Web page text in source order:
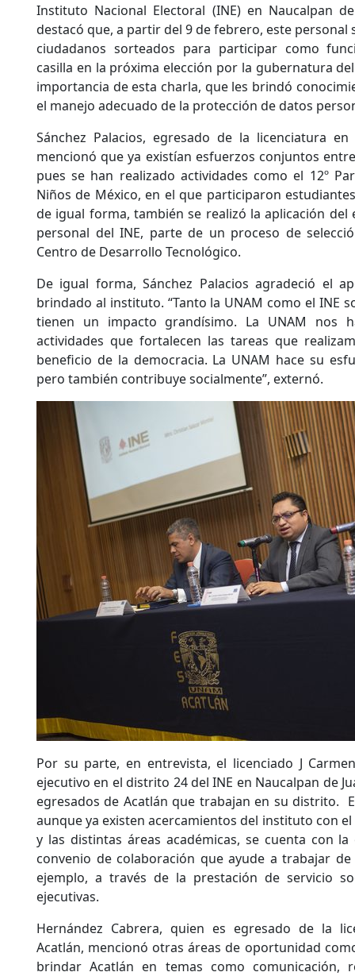
Instituto Nacional Electoral (INE) en Naucalpan
destacó que, a partir del 9 de febrero, este personal
ciudadanos sorteados para participar como
casilla en la próxima elección por la gubernatura
importancia de esta charla, que les brindó
el manejo adecuado de la protección de datos
Sánchez Palacios, egresado de la licenciatura
mencionó que ya existían esfuerzos conjuntos
pues se han realizado actividades como el 12º
Niños de México, en el que participaron
de igual forma, también se realizó la aplicación del
personal del INE, parte de un proceso de
Centro de Desarrollo Tecnológico.
De igual forma, Sánchez Palacios agradeció el
brindado al instituto. “Tanto la UNAM como el INE
tienen un impacto grandísimo. La UNAM nos
actividades que fortalecen las tareas que
beneficio de la democracia. La UNAM hace su
pero también contribuye socialmente”, externó.
Por su parte, en entrevista, el licenciado J
ejecutivo en el distrito 24 del INE en Naucalpan de
egresados de Acatlán que trabajan en su distrito.
aunque ya existen acercamientos del instituto con
y las distintas áreas académicas, se cuenta con
convenio de colaboración que ayude a trabajar
ejemplo, a través de la prestación de servicio
ejecutivas.
Hernández Cabrera, quien es egresado de la
Acatlán, mencionó otras áreas de oportunidad
brindar Acatlán en temas como comunicación,